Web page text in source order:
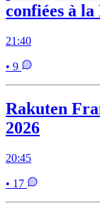
confiées à
21:40
• 9
Rakuten
2026
20:45
• 17